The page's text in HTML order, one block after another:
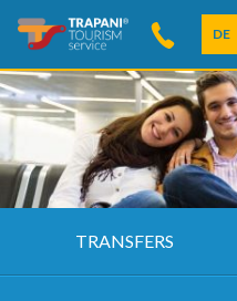
DE
TRANSFERS